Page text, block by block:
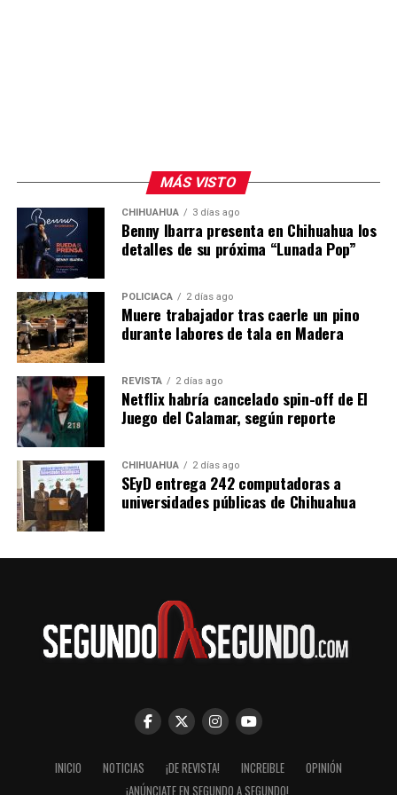
MÁS VISTO
CHIHUAHUA 3 días ago
Benny Ibarra presenta en Chihuahua los
detalles de su próxima “Lunada Pop”
POLICIACA 2 días ago
Muere trabajador tras caerle un pino
durante labores de tala en Madera
REVISTA 2 días ago
Netflix habría cancelado spin-off de El
Juego del Calamar, según reporte
CHIHUAHUA 2 días ago
SEyD entrega 242 computadoras a
universidades públicas de Chihuahua
INICIO NOTICIAS ¡DE REVISTA! INCREIBLE
OPINIÓN
¡ANÚNCIATE EN SEGUNDO A SEGUNDO!